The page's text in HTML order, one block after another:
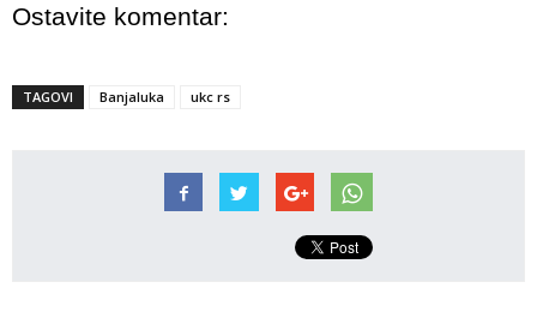
Ostavite komentar:
TAGOVI Banjaluka ukc rs